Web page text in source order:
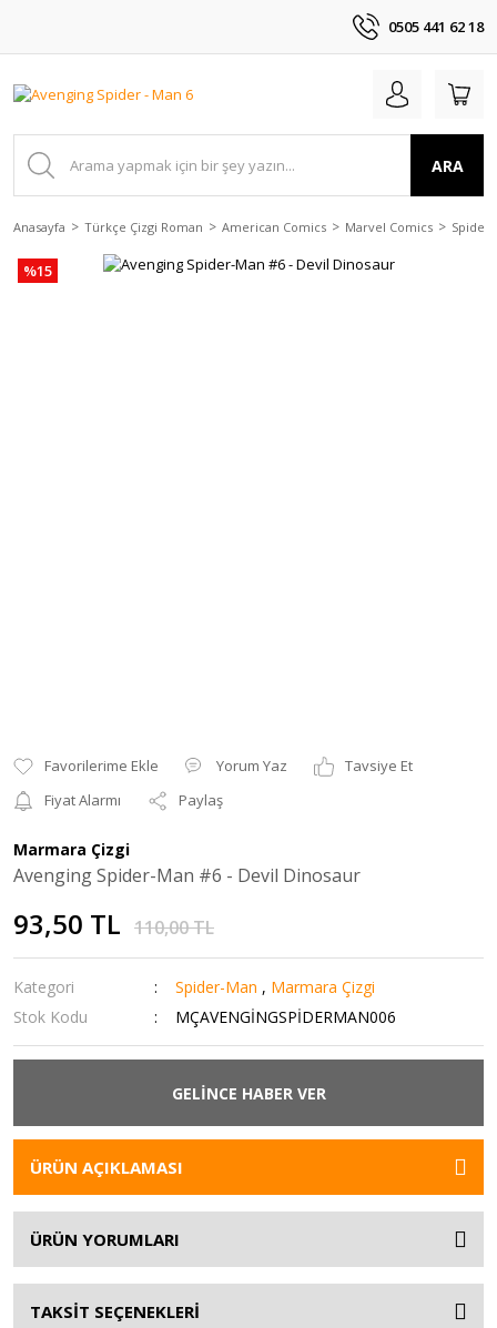
0505 441 62 18
ARA
Anasayfa Türkçe Çizgi Roman American Comics Marvel Comics
%15
Yorum Yaz
Tavsiye Et
Fiyat Alarmı
Paylaş
Marmara Çizgi
Avenging Spider-Man #6 - Devil Dinosaur
93,50 TL 110,00 TL
Kategori Spider-Man , Marmara Çizgi
Stok Kodu
MÇAVENGİNGSPİDERMAN006
GELİNCE HABER VER
ÜRÜN AÇIKLAMASI
ÜRÜN YORUMLARI
TAKSİT SEÇENEKLERİ